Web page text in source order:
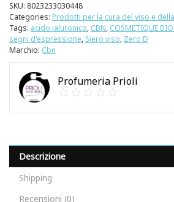
SKU: 8023233030448
Categories: Prodotti per la cura del viso e
Tags: acido ialuronico, CBN, COSMETIQUE BIO
segni d'espressione, Siero viso, Zero D
Marchio: Cbn
Profumeria Prioli
Descrizione
Shipping
Recensioni (0)